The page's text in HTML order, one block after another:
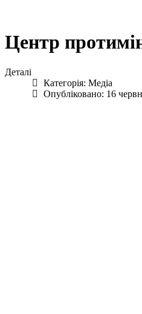
Центр
Деталі
Категорія: Медіа
Опубліковано: 16